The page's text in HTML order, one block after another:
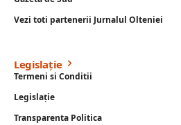
Vezi toti partenerii Jurnalul Olteniei
Legislație
Termeni si Conditii
Legislație
Transparenta Politica